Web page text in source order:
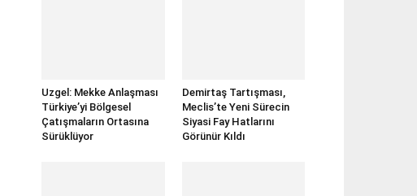
Uzgel: Mekke Anlaşması
Türkiye’yi Bölgesel
Çatışmaların Ortasına
Sürüklüyor
Demirtaş Tartışması,
Meclis’te Yeni Sürecin
Siyasi Fay Hatlarını
Görünür Kıldı